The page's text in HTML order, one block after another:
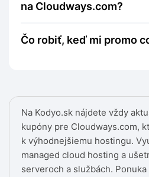
Na Kodyo.sk nájdete vždy
kupóny pre Cloudways.com,
k výhodnejšiemu hostingu.
managed cloud hosting a
serveroch a službách.
na Cloudways.com?
Čo robiť, keď mi promo